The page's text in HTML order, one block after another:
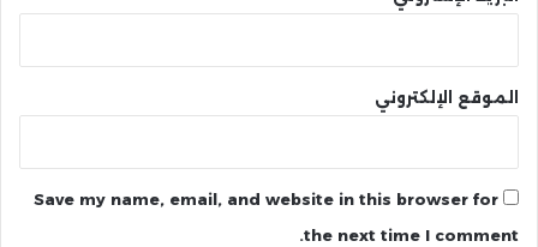
الموقع الإلكتروني
Save my name, email, and website in this browser for
the next time I comment.